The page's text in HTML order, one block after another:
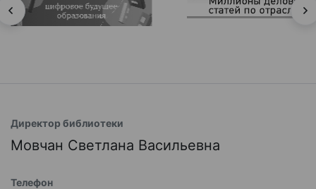
Директор библиотеки
Мовчан Светлана Васильевна
Телефон